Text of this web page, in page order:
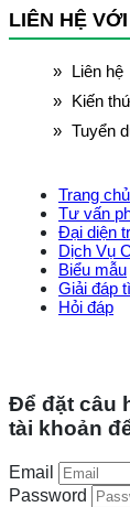
LIÊN HỆ
Liên hệ
Kiến
Tuyển
Trang chủ
Tư vấn
Đại diện
Dịch Vụ
Biểu mẫu
Giải đáp
Hỏi đáp
Để đặt câu
tài khoản
Email
Password